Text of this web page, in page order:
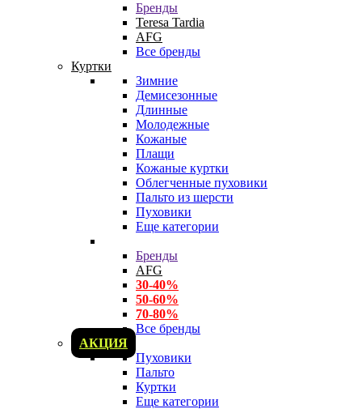
Бренды
Teresa Tardia
AFG
Все бренды
Куртки
Зимние
Демисезонные
Длинные
Молодежные
Кожаные
Плащи
Кожаные куртки
Облегченные пуховики
Пальто из шерсти
Пуховики
Еще категории
Бренды
AFG
30-40%
50-60%
70-80%
Все бренды
АКЦИЯ
Пуховики
Пальто
Куртки
Еще категории